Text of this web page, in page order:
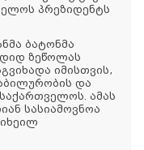
პრეზიდენტს
ბატონმა
დიდ ზეწოლას
იმისთვის,
და
ამას
სასიამოვნოა